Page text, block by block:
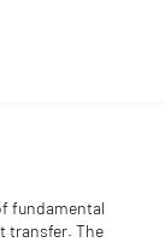
fundamental
transfer. The